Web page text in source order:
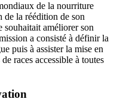
de la nourriture
de la réédition de son
souhaitait améliorer son
a consisté à définir la
puis à assister la mise en
races accessible à toutes